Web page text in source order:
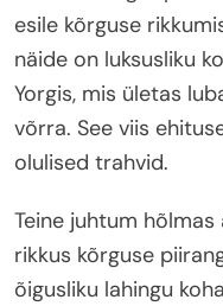
esile kõrguse
näide on luksusliku
Yorgis, mis ületas
võrra. See viis
olulised trahvid.
Teine juhtum
rikkus kõrguse
õigusliku lahingu